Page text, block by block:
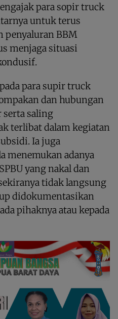
para sopir truck
untuk terus
penyaluran BBM
menjaga situasi
para supir truck
dan hubungan
serta saling
terlibat dalam kegiatan
Ia juga
menemukan adanya
yang nakal dan
tidak langsung
didokumentasikan
pihaknya atau kepada